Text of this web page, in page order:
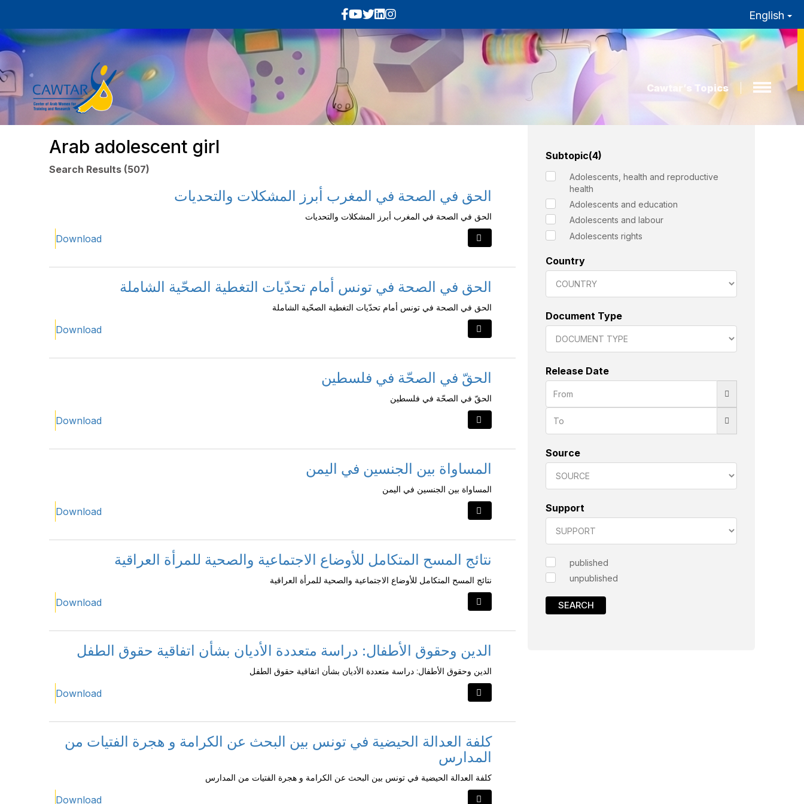
English
Cawtar’s Topics
Arab adolescent girl
Search Results (507)
الحق في الصحة في المغرب أبرز المشكلات والتحديات
الحق في الصحة في المغرب أبرز المشكلات والتحديات
Download
الحق في الصحة في تونس أمام تحدّيات التغطية الصحّية الشاملة
الحق في الصحة في تونس أمام تحدّيات التغطية الصحّية الشاملة
Download
الحقّ في الصحّة في فلسطين
الحقّ في الصحّة في فلسطين
Download
المساواة بين الجنسين في اليمن
المساواة بين الجنسين في اليمن
Download
نتائج المسح المتكامل للأوضاع الاجتماعية والصحية للمرأة العراقية
نتائج المسح المتكامل للأوضاع الاجتماعية والصحية للمرأة العراقية
Download
الدين وحقوق الأطفال: دراسة متعددة الأديان بشأن اتفاقية حقوق الطفل
الدين وحقوق الأطفال: دراسة متعددة الأديان بشأن اتفاقية حقوق الطفل
Download
كلفة العدالة الحيضية في تونس بين البحث عن الكرامة و هجرة الفتيات من
المدارس
كلفة العدالة الحيضية في تونس بين البحث عن الكرامة و هجرة الفتيات من المدارس
Download
Subtopic(4)
Adolescents, health and reproductive
health
Adolescents and education
Adolescents and labour
Adolescents rights
Country
Document Type
Release Date
Source
Support
published
unpublished
SEARCH